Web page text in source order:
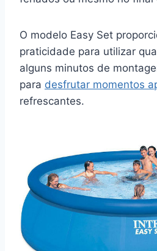
O modelo Easy Set
praticidade para utilizar
alguns minutos de
para desfrutar momentos
refrescantes.